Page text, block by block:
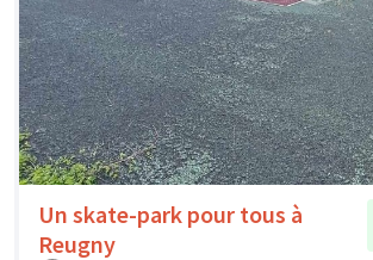
Un skate-park pour tous à
Reugny